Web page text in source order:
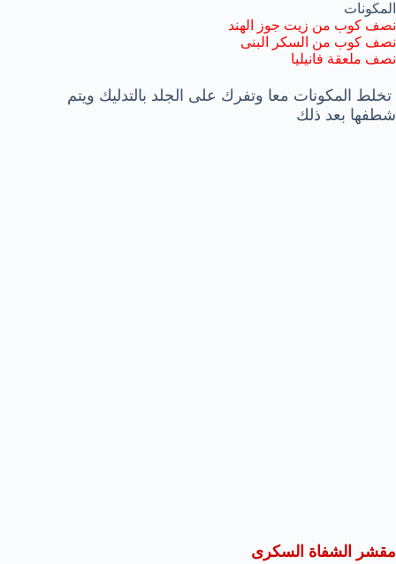
المكونات
نصف كوب من زيت جوز الهند
نصف كوب من السكر البنى
نصف ملعقة فانيليا
تخلط المكونات معا وتفرك على الجلد بالتدليك ويتم
شطفها بعد ذلك
مقشر الشفاة السكرى